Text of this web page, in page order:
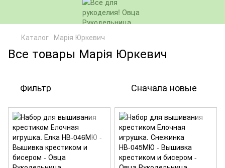
Каталог Марія Юркевич
Все товары Марія Юркевич
Фильтр Сначала новые